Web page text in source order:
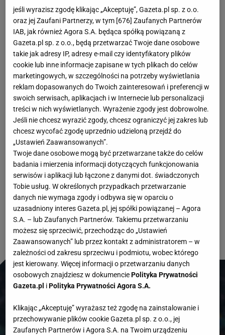
Debiutant postawił się Austriakom. Padły
cztery gole [ZAPIS RELACJI]
Bartosz Naus ,Dawid Franek
17 czerwca 2026, 05:11
Jordania zadebiutowała na piłkarskich
mistrzostwach świata i ma za sobą solidny mecz
przeciwko Austrii. Długo ekipa z Azji stawiała opór
mocniejszemu zespołowi. Ostatecznie jednak to
podopieczni Ralfa Rangnicka triumfowali 3:1. W
grupie J - zgodnie z przewidywaniami - Austria i
Argentyna zgromadziły trzy punkty po pierwszej
kolejce.
jeśli wyrazisz zgodę klikając „Akceptuję”, Gazeta.pl sp. z o.o.
oraz jej Zaufani Partnerzy, w tym [676] Zaufanych Partnerów
IAB, jak również Agora S.A. będąca spółką powiązaną z
Gazeta.pl sp. z o.o., będą przetwarzać Twoje dane osobowe
takie jak adresy IP, adresy e-mail czy identyfikatory plików
cookie lub inne informacje zapisane w tych plikach do celów
marketingowych, w szczególności na potrzeby wyświetlania
reklam dopasowanych do Twoich zainteresowań i preferencji w
swoich serwisach, aplikacjach i w Internecie lub personalizacji
treści w nich wyświetlanych. Wyrażenie zgody jest dobrowolne.
Jeśli nie chcesz wyrazić zgody, chcesz ograniczyć jej zakres lub
chcesz wycofać zgodę uprzednio udzieloną przejdź do
„Ustawień Zaawansowanych”.
Twoje dane osobowe mogą być przetwarzane także do celów
badania i mierzenia informacji dotyczących funkcjonowania
serwisów i aplikacji lub łączone z danymi dot. świadczonych
Tobie usług. W określonych przypadkach przetwarzanie
danych nie wymaga zgody i odbywa się w oparciu o
uzasadniony interes Gazeta.pl, jej spółki powiązanej – Agora
S.A. – lub Zaufanych Partnerów. Takiemu przetwarzaniu
możesz się sprzeciwić, przechodząc do „Ustawień
Zaawansowanych” lub przez kontakt z administratorem – w
zależności od zakresu sprzeciwu i podmiotu, wobec którego
jest kierowany. Więcej informacji o przetwarzaniu danych
osobowych znajdziesz w dokumenciePolityka Prywatności
Gazeta.pl iPolityka Prywatności Agora S.A.
Klikając „Akceptuję” wyrażasz też zgodę na zainstalowanie i
przechowywanie plików cookie Gazeta.pl sp. z o.o., jej
Zaufanych Partnerów i Agora S.A. na Twoim urządzeniu